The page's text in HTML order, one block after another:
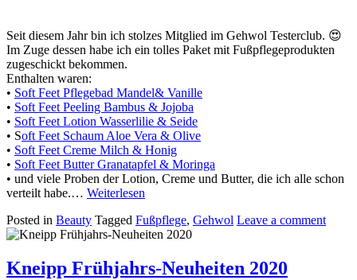
Seit diesem Jahr bin ich stolzes Mitglied im Gehwol Testerclub. 😍
Im Zuge dessen habe ich ein tolles Paket mit Fußpflegeprodukten
zugeschickt bekommen.
Enthalten waren:
• Soft Feet Pflegebad Mandel& Vanille
• Soft Feet Peeling Bambus & Jojoba
• Soft Feet Lotion Wasserlilie & Seide
• Soft Feet Schaum Aloe Vera & Olive
• Soft Feet Creme Milch & Honig
• Soft Feet Butter Granatapfel & Moringa
• und viele Proben der Lotion, Creme und Butter, die ich alle schon
verteilt habe.… Weiterlesen
Posted in Beauty Tagged Fußpflege, Gehwol Leave a comment
Kneipp Frühjahrs-Neuheiten 2020